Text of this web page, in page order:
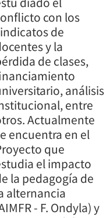
con los
de
y la
de clases,
análisis
entre
Actualmente
encuentra en el
que
el impacto
la pedagogía de
alternancia
- F. Ondyla) y